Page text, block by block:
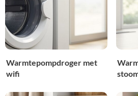
Warmtepompdroger met
wifi